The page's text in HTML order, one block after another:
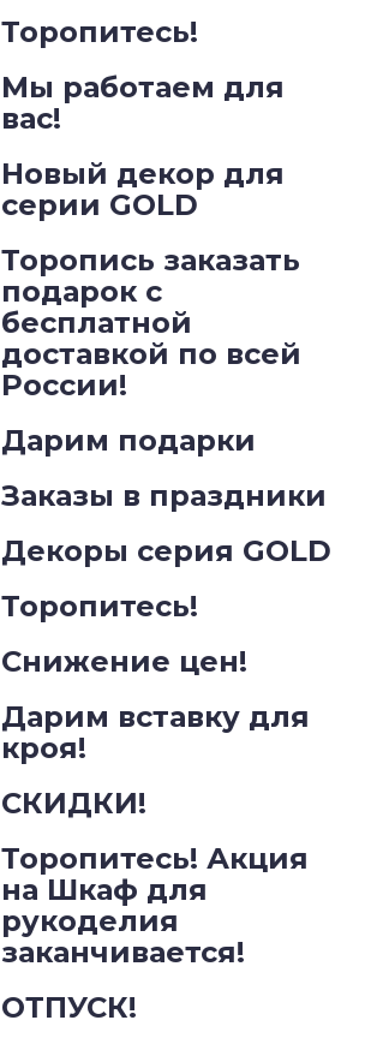
Торопитесь!
Мы работаем для
вас!
Новый декор для
серии GOLD
Торопись заказать
подарок с
бесплатной
доставкой по всей
России!
Дарим подарки
Заказы в праздники
Декоры серия GOLD
Торопитесь!
Снижение цен!
Дарим вставку для
кроя!
СКИДКИ!
Торопитесь! Акция
на Шкаф для
рукоделия
заканчивается!
ОТПУСК!